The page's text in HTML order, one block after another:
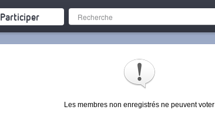
Participer
Les membres non enregistrés ne peuvent voter